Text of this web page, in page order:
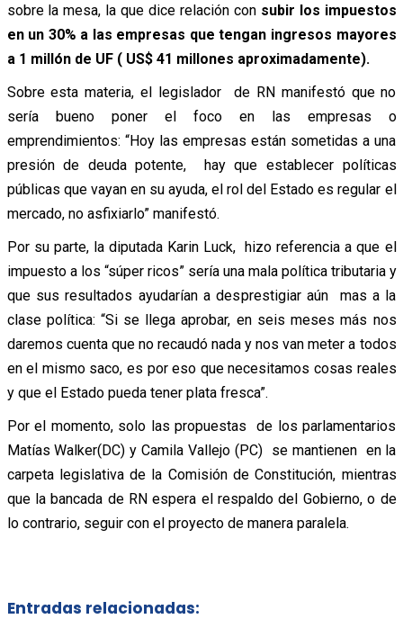
sobre la mesa, la que dice relación con subir los impuestos
en un 30% a las empresas que tengan ingresos mayores
a 1 millón de UF ( US$ 41 millones aproximadamente).
Sobre esta materia, el legislador de RN manifestó que no
sería bueno poner el foco en las empresas o
emprendimientos: “Hoy las empresas están sometidas a una
presión de deuda potente, hay que establecer políticas
públicas que vayan en su ayuda, el rol del Estado es regular el
mercado, no asfixiarlo” manifestó.
Por su parte, la diputada Karin Luck, hizo referencia a que el
impuesto a los “súper ricos” sería una mala política tributaria y
que sus resultados ayudarían a desprestigiar aún mas a la
clase política: “Si se llega aprobar, en seis meses más nos
daremos cuenta que no recaudó nada y nos van meter a todos
en el mismo saco, es por eso que necesitamos cosas reales
y que el Estado pueda tener plata fresca”.
Por el momento, solo las propuestas de los parlamentarios
Matías Walker(DC) y Camila Vallejo (PC) se mantienen en la
carpeta legislativa de la Comisión de Constitución, mientras
que la bancada de RN espera el respaldo del Gobierno, o de
lo contrario, seguir con el proyecto de manera paralela.
Entradas relacionadas: